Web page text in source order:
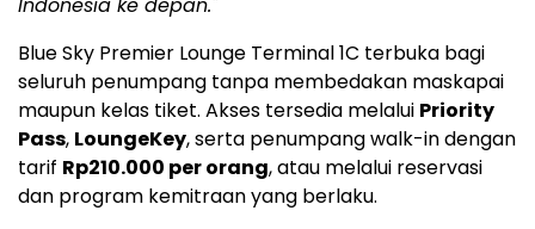
Indonesia ke depan."
Blue Sky Premier Lounge Terminal 1C terbuka bagi
seluruh penumpang tanpa membedakan maskapai
maupun kelas tiket. Akses tersedia melalui Priority
Pass, LoungeKey, serta penumpang walk-in dengan
tarif Rp210.000 per orang, atau melalui reservasi
dan program kemitraan yang berlaku.